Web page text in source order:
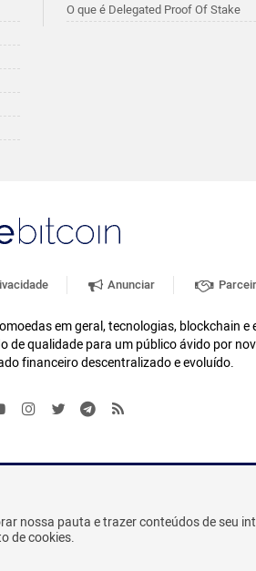
O que é Delegated Proof Of Stake
Anunciar
em geral, tecnologias, blockchain e
de qualidade para um público ávido por
financeiro descentralizado e evoluído.
nossa pauta e trazer conteúdos de seu
de cookies.